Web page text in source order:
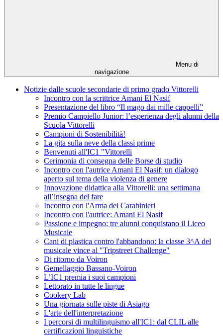
Menu di
navigazione
Notizie dalle scuole secondarie di primo grado Vittorelli
Incontro con la scrittrice Amani El Nasif
Presentazione del libro “Il mago dai mille cappelli”
Premio Campiello Junior: l’esperienza degli alunni della
Scuola Vittorelli
Campioni di Sostenibilità!
La gita sulla neve della classi prime
Benvenuti all'IC1 "Vittorelli
Cerimonia di consegna delle Borse di studio
Incontro con l'autrice Amani El Nasif: un dialogo
aperto sul tema della violenza di genere
Innovazione didattica alla Vittorelli: una settimana
all’insegna del fare
Incontro con l'Arma dei Carabinieri
Incontro con l'autrice: Amani El Nasif
Passione e impegno: tre alunni conquistano il Liceo
Musicale
Cani di plastica contro l'abbandono: la classe 3^A del
musicale vince al "Tripstreet Challenge"
Di ritorno da Voiron
Gemellaggio Bassano-Voiron
L’IC1 premia i suoi campioni
Lettorato in tutte le lingue
Cookery Lab
Una giornata sulle piste di Asiago
L'arte dell'interpretazione
I percorsi di multilinguismo all'IC1: dal CLIL alle
certificazioni linguistiche